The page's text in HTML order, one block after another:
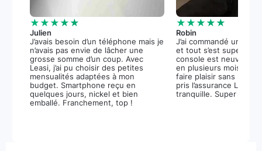
★★★★★
Julien
J’avais besoin d’un téléphone mais je
n’avais pas envie de lâcher une
grosse somme d’un coup. Avec
Leasi, j’ai pu choisir des petites
mensualités adaptées à mon
budget. Smartphone reçu en
quelques jours, nickel et bien
emballé. Franchement, top !
★★★★★
Robin
J’ai commandé une
et tout s’est super
console est neuve, et
en plusieurs mois m’a
faire plaisir sans stress.
pris l’assurance
tranquille. Super